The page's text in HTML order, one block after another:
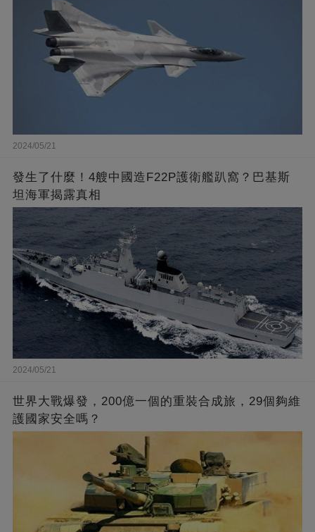
2024/05/21
發生了什麼！4艘中國造F22P護衛艦趴窩？巴基斯
坦海軍揭露真相
2024/05/21
世界大戰爆發，200億一個的重裝合成旅，29個夠維
護國家安全嗎？